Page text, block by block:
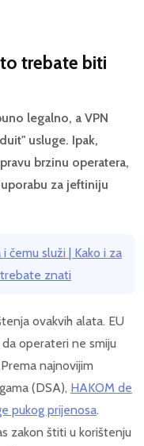
trebate biti
legalno, a VPN
usluge. Ipak,
brzinu operatera,
za jeftiniju
čemu služi | Kako i za
znati
ovakvih alata. EU
operateri ne smiju
najnovijim
(DSA), HAKOM de
pukog prijenosa.
zakon štiti u korištenju